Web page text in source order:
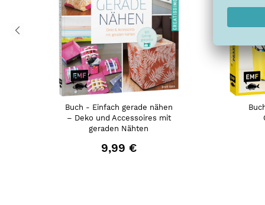
Buch - Einfach gerade nähen
– Deko und Accessoires mit
geraden Nähten
9,99 €